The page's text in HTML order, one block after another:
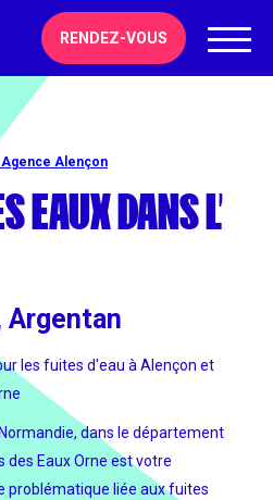
RENDEZ-VOUS
Agence Alençon
EAUX DANS L'
Argentan
les fuites d'eau à Alençon et
dans le département
des Eaux Orne est votre
problématique liée aux fuites